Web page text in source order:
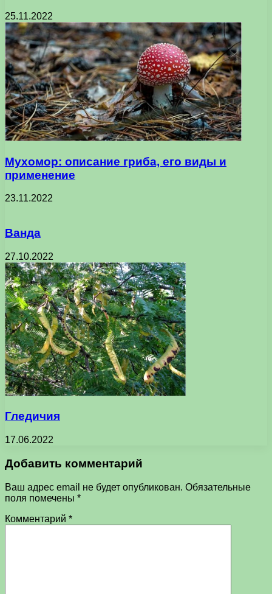
25.11.2022
Мухомор: описание гриба, его виды и
применение
23.11.2022
Ванда
27.10.2022
Гледичия
17.06.2022
Добавить комментарий
Ваш адрес email не будет опубликован. Обязательные
поля помечены *
Комментарий *